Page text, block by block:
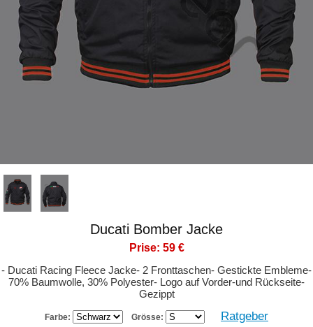
Ducati Bomber Jacke
Prise: 59 €
- Ducati Racing Fleece Jacke- 2 Fronttaschen- Gestickte Embleme-
70% Baumwolle, 30% Polyester- Logo auf Vorder-und Rückseite-
Gezippt
Farbe: Grösse: Ratgeber